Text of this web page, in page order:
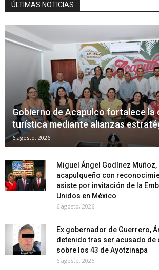
ÚLTIMAS NOTICIAS
Gobierno de Acapulco fortalece la
turística mediante alianzas
6 agosto, 2026
Miguel Ángel Godínez
acapulqueño con
asiste por invitación de la
Unidos en México
6 agosto, 2026
Ex gobernador de Guerrero,
detenido tras ser acusado de
sobre los 43 de Ayotzinapa
6 agosto, 2026